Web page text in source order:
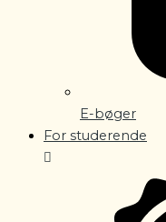
E-bøger
For studerende